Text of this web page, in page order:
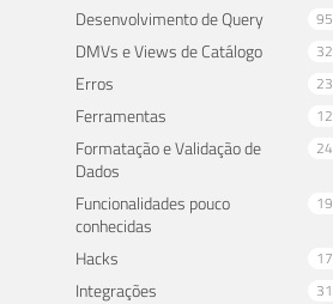
Desenvolvimento de Query 95
DMVs e Views de Catálogo 32
Erros 23
Ferramentas 12
Formatação e Validação de
Dados
24
Funcionalidades pouco
conhecidas
19
Hacks 17
Integrações 31